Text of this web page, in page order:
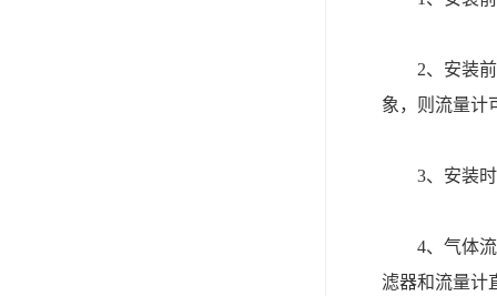
2、安装前
象，则流量计
3、安装时
4、气体流
滤器和流量计